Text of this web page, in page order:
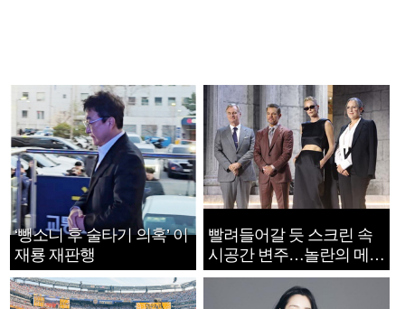
‘뺑소니 후 술타기 의혹’ 이
재룡 재판행
빨려들어갈 듯 스크린 속
시공간 변주…놀란의 메시
지는 ‘전쟁 속죄’